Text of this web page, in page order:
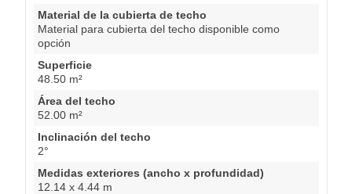
Material de la cubierta de techo
Material para cubierta del techo disponible como
opción
Superficie
48.50 m²
Área del techo
52.00 m²
Inclinación del techo
2°
Medidas exteriores (ancho x profundidad)
12.14 x 4.44 m